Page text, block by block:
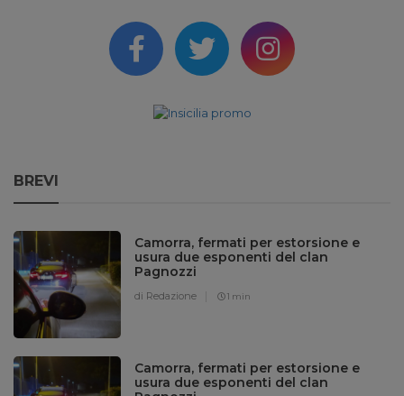
BREVI
Camorra, fermati per estorsione e
usura due esponenti del clan
Pagnozzi
di Redazione 1 min
Camorra, fermati per estorsione e
usura due esponenti del clan